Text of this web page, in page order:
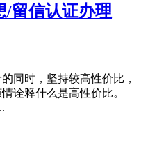
/留信认证办理
同时，坚持较高性价比，
诠释什么是高性价比。